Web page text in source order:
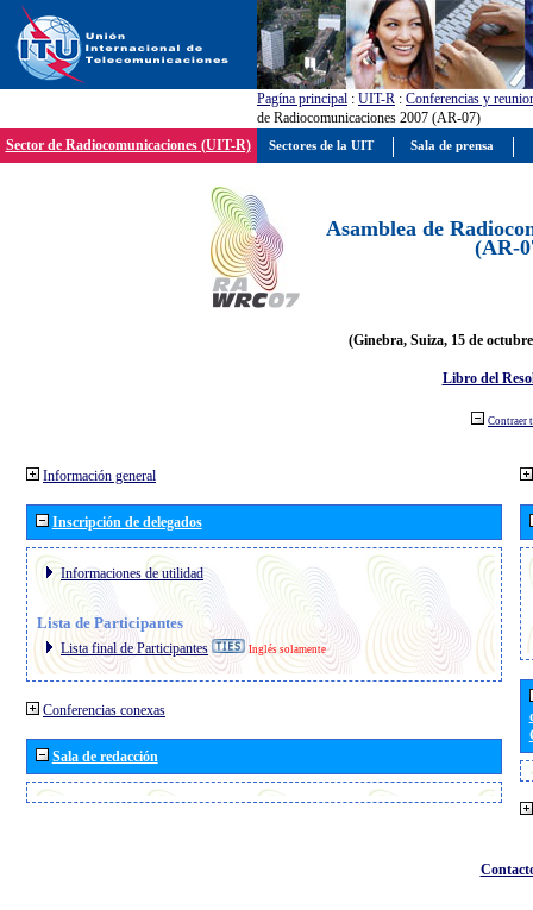
Pagína principal : UIT-R : Conferencias y
de Radiocomunicaciones 2007 (AR-07)
Sector de Radiocomunicaciones (UIT-R)
Asamblea de
(AR-
(Ginebra, Suiza, 15 de
Libro del
Contraer
Información general
Inscripción de delegados
Informaciones de utilidad
Lista de Participantes
Lista final de Participantes Inglés solamente
Conferencias conexas
Sala de redacción
Sectores de la UIT Sala de prensa